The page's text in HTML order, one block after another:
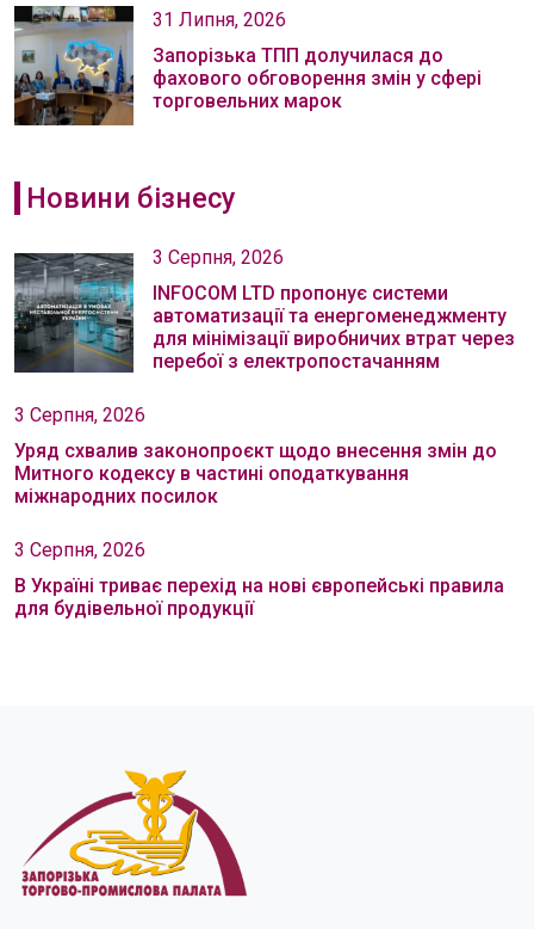
31 Липня, 2026
Запорізька ТПП долучилася до
фахового обговорення змін у сфері
торговельних марок
Новини бізнесу
3 Серпня, 2026
INFOCOM LTD пропонує системи
автоматизації та енергоменеджменту
для мінімізації виробничих втрат через
перебої з електропостачанням
3 Серпня, 2026
Уряд схвалив законопроєкт щодо внесення змін до
Митного кодексу в частині оподаткування
міжнародних посилок
3 Серпня, 2026
В Україні триває перехід на нові європейські правила
для будівельної продукції